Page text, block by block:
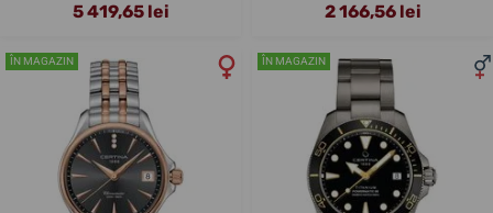
5 419,65 lei 2 166,56 lei
ÎN MAGAZIN ÎN MAGAZIN